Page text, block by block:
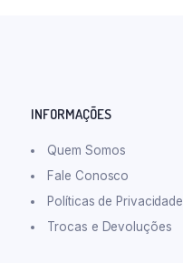
INFORMAÇÕES
Quem Somos
Fale Conosco
Políticas de Privacidade
Trocas e Devoluções